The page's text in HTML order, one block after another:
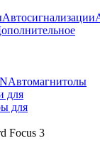
Автосигнализации
Автомагнитолы
для
для
Focus 3